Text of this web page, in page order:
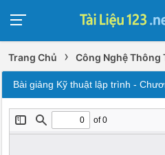
Trang Chủ › Công Nghệ Thông
Bài giảng Kỹ thuật lập trình -